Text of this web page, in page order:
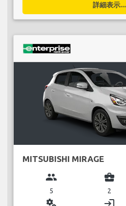
詳細表示...
MITSUBISHI MIRAGE
group
5
business_center
2
miscellaneous_services login